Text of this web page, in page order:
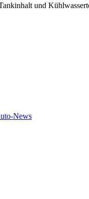
und
News